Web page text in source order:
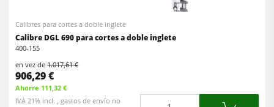
Calibres para cortes a doble inglete
Calibre DGL 690 para cortes a doble inglete
400-155
en vez de1.017,61 €
906,29 €
Ahorre 111,32 €
IVA 21% incl. , gastos de envío no